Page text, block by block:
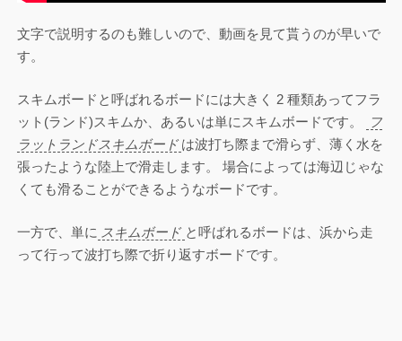
文字で説明するのも難しいので、動画を見て貰うのが早いで
す。
スキムボードと呼ばれるボードには大きく 2 種類あってフラ
ット(ランド)スキムか、あるいは単にスキムボードです。
フ
ラットランドスキムボード は波打ち際まで滑らず、薄く水を
張ったような陸上で滑走します。 場合によっては海辺じゃな
くても滑ることができるようなボードです。
一方で、単に スキムボード と呼ばれるボードは、浜から走
って行って波打ち際で折り返すボードです。